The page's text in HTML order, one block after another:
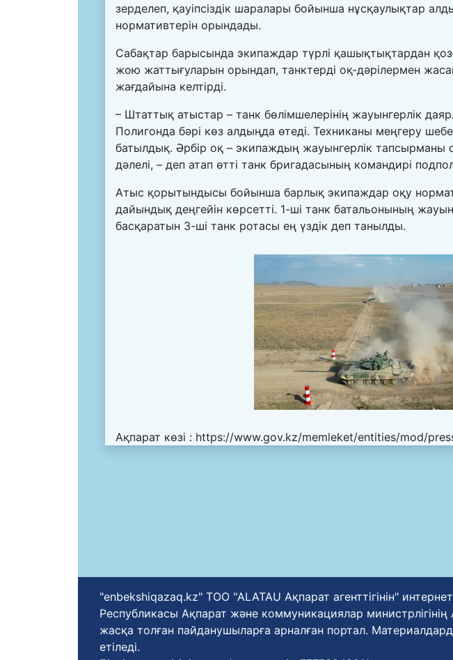
зерделеп, қауіпсіздік шаралары бойынша нұсқаулықтар
нормативтерін орындады.
Сабақтар барысында экипаждар түрлі қашықтықтардан
жою жаттығуларын орындап, танктерді оқ-дәрілермен
жағдайына келтірді.
– Штаттық атыстар – танк бөлімшелерінің жауынгерлік
Полигонда бәрі көз алдыңда өтеді. Техниканы меңгеру
батылдық. Әрбір оқ – экипаждың жауынгерлік
дәлелі, – деп атап өтті танк бригадасының командирі
Атыс қорытындысы бойынша барлық экипаждар оқу
дайындық деңгейін көрсетті. 1-ші танк батальонының
басқаратын 3-ші танк ротасы ең үздік деп танылды.
Ақпарат көзі : https://www.gov.kz/memleket/entities/mod/
"enbekshiqazaq.kz" ТОО "ALATAU Ақпарат агенттігінін"
Республикасы Ақпарат және коммуникациялар
жасқа толған пайданушыларға арналған портал.
етіледі.